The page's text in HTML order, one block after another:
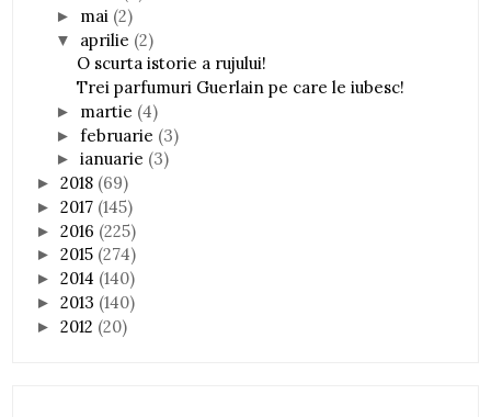
► mai (2)
▼ aprilie (2)
O scurta istorie a rujului!
Trei parfumuri Guerlain pe care le iubesc!
► martie (4)
►februarie (3)
►ianuarie (3)
►2018 (69)
►2017 (145)
►2016 (225)
►2015 (274)
►2014 (140)
►2013 (140)
►2012 (20)